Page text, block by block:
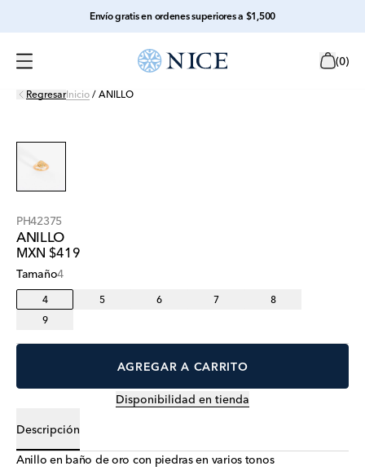
Envío gratis en ordenes superiores a $1,500
(0)
RegresarInicio / ANILLO
PH42375
ANILLO
MXN $419
Tamaño4
4 5 6 7
8
9
AGREGAR A CARRITO
Disponibilidad en tienda
Descripción
Anillo en baño de oro con piedras en varios tonos